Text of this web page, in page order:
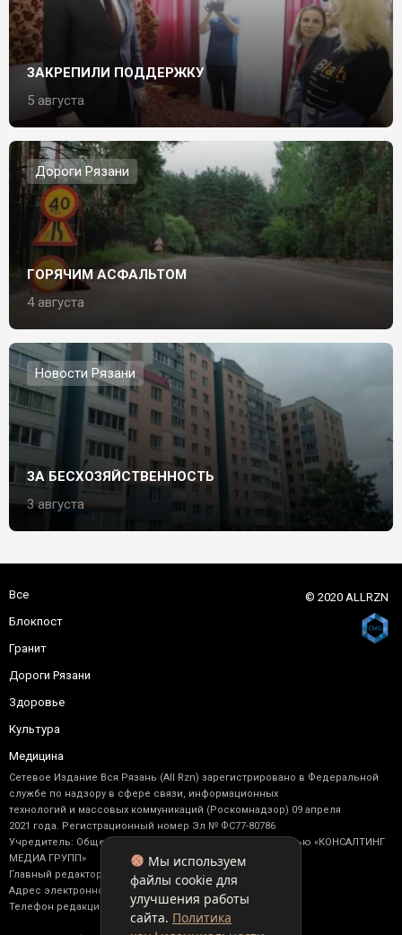
Мы используем
файлы cookie для
улучшения работы
сайта. Политика
ЗАКРЕПИЛИ ПОДДЕРЖКУ
5 августа
Дороги Рязани
ГОРЯЧИМ АСФАЛЬТОМ
4 августа
Новости Рязани
ЗА БЕСХОЗЯЙСТВЕННОСТЬ
3 августа
Все
Блокпост
Гранит
Дороги Рязани
Здоровье
Культура
Медицина
Сетевое Издание Вся Рязань (All Rzn) зарегистрировано в Федеральной
службе по надзору в сфере связи, информационных
технологий и массовых коммуникаций (Роскомнадзор) 09 апреля
2021 года. Регистрационный номер Эл № ФС77-80786
Учредитель: Общество с ограниченной ответственностью «КОНСАЛТИНГ
МЕДИА ГРУПП»
Главный редактор: Васильев М. Ю.
Адрес электронной почты редакции: allrzn@yandex.ru
Телефон редакции: +7 (910) 902-17-92
© 2020 ALLRZN